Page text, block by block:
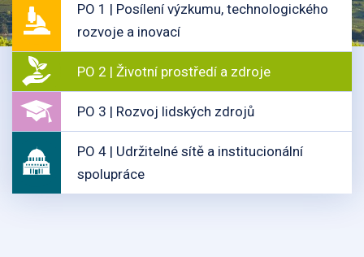
PO 1 | Posílení výzkumu, technologického
rozvoje a inovací
PO 2 | Životní prostředí a zdroje
PO 3 | Rozvoj lidských zdrojů
PO 4 | Udržitelné sítě a institucionální
spolupráce